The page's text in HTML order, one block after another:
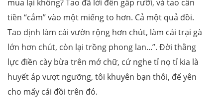
mua lại không? Tao đã lời đến gấp rưỡi, và tao cần
tiền “cắm” vào một miếng to hơn. Cả một quả đồi.
Tao định làm cái vườn rộng hơn chút, làm cái trại gà
lớn hơn chút, còn lại trồng phong lan...”. Đời thằng
lực điền cày bừa trên mớ chữ, cứ nghe tỉ nọ tỉ kia là
huyết áp vượt ngưỡng, tôi khuyên bạn thôi, để yên
cho mấy cái đồi trên đó.